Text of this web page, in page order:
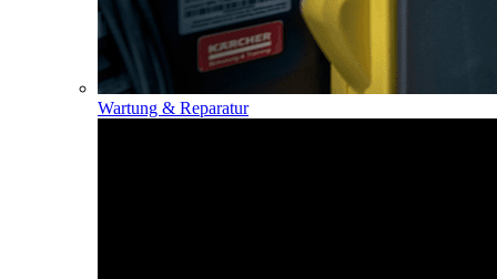
Wartung & Reparatur